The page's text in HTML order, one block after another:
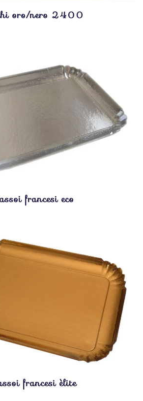
oro/nero 2400
francesi eco
francesi èlite